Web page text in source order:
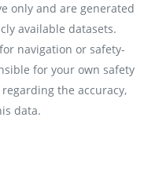
only and are generated
available datasets.
navigation or safety-
for your own safety
the accuracy,
data.